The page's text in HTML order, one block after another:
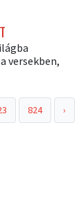
versekben,
824 ›